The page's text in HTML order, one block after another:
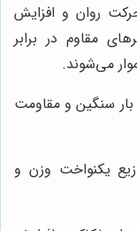
حرکت روان و افزایش
مقاوم در برابر
می‌شوند.
سنگین و مقاومت
یکنواخت وزن و